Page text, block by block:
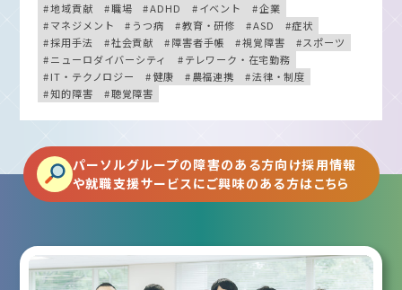
地域貢献
職場 ADHD イベント
企業
マネジメント
うつ病 教育・研修 ASD
症状
採用手法
社会貢献 障害者手帳 視覚障害
スポーツ
ニューロダイバーシティ
テレワーク・在宅勤務
IT・テクノロジー
健康 農福連携
法律・制度
知的障害
聴覚障害
パーソルグループの障害のある方向け採用情報
や就職支援サービスにご興味のある方はこちら